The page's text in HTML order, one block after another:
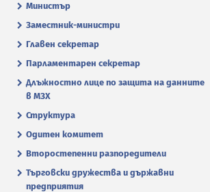
Министър
Заместник-министри
Главен секретар
Парламентарен секретар
Длъжностно лице по защита на данните
в МЗХ
Структура
Одитен комитет
Второстепенни разпоредители
Търговски дружества и държавни
предприятия